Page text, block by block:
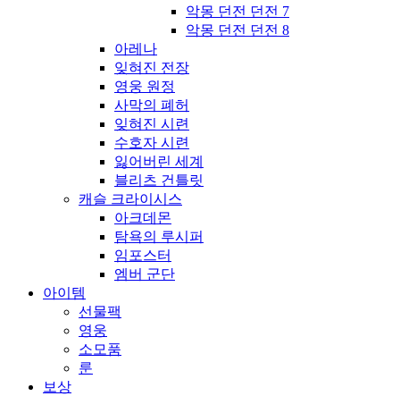
악몽 던전 던전 7
악몽 던전 던전 8
아레나
잊혀진 전장
영웅 원정
사막의 폐허
잊혀진 시련
수호자 시련
잃어버린 세계
블리츠 건틀릿
캐슬 크라이시스
아크데몬
탐욕의 루시퍼
임포스터
엠버 군단
아이템
선물팩
영웅
소모품
룬
보상